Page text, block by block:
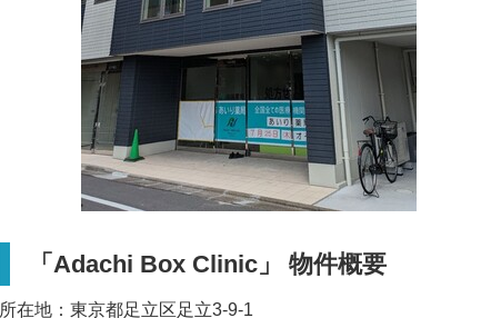
「Adachi Box Clinic」 物件概要
所在地：東京都足立区足立3-9-1